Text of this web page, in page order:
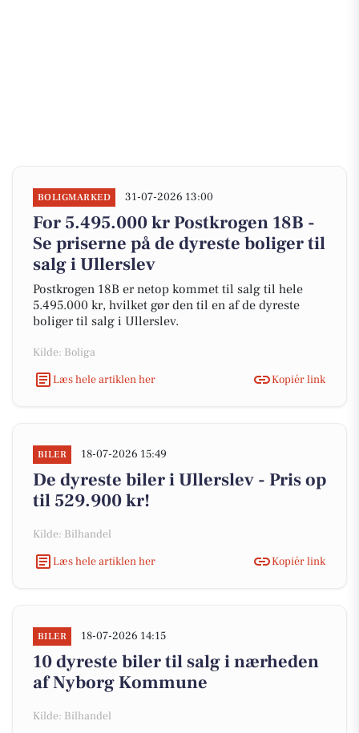
BOLIGMARKED 31-07-2026 13:00
For 5.495.000 kr Postkrogen 18B -
Se priserne på de dyreste boliger til
salg i Ullerslev
Postkrogen 18B er netop kommet til salg til hele
5.495.000 kr, hvilket gør den til en af de dyreste
boliger til salg i Ullerslev.
Kilde: Boliga
Læs hele artiklen her
Kopiér link
BILER 18-07-2026 15:49
De dyreste biler i Ullerslev - Pris op
til 529.900 kr!
Kilde: Bilhandel
Læs hele artiklen her
Kopiér link
BILER 18-07-2026 14:15
10 dyreste biler til salg i nærheden
af Nyborg Kommune
Kilde: Bilhandel